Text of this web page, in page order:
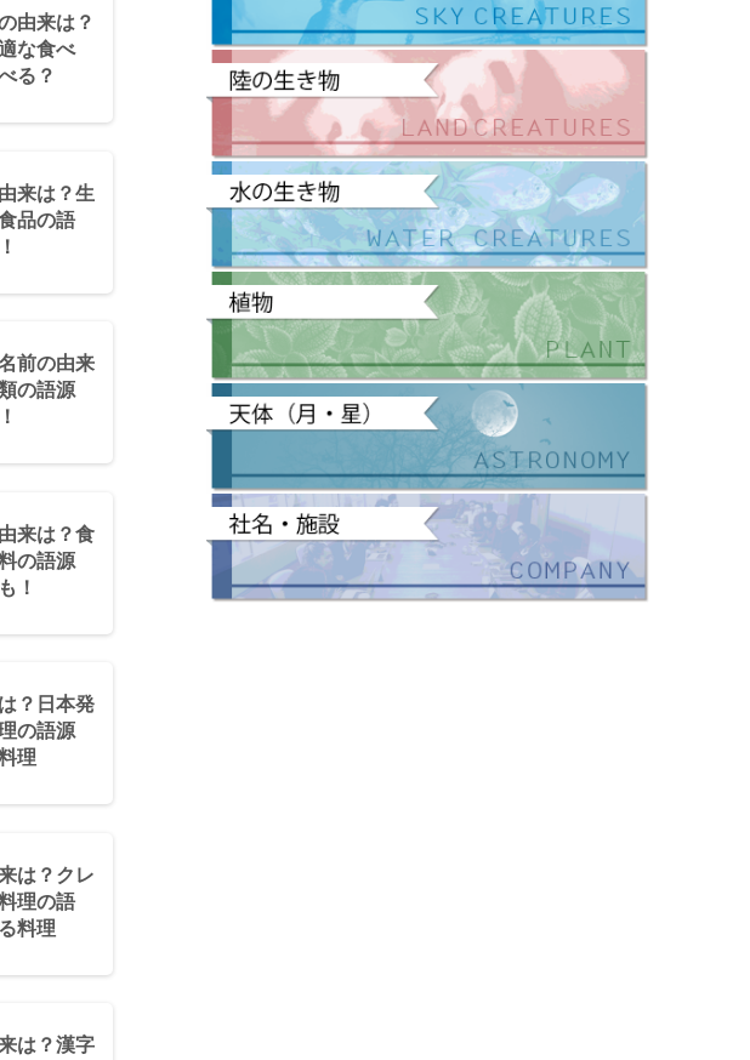
由来は？
な食べ
る？
来は？生
品の語
前の由来
の語源
来は？食
の語源
！
？日本発
の語源
理
は？クレ
理の語
料理
は？漢字